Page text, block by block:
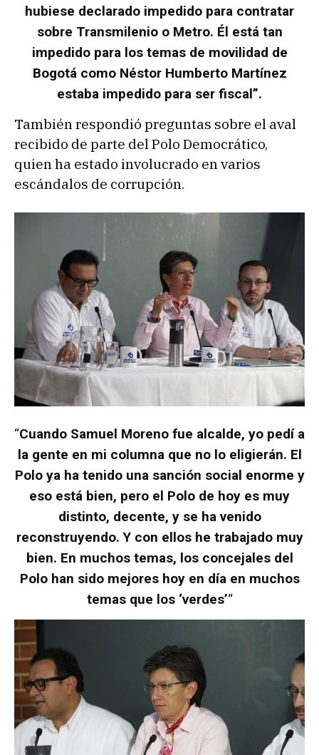
hubiese declarado impedido para contratar
sobre Transmilenio o Metro. Él está tan
impedido para los temas de movilidad de
Bogotá como Néstor Humberto Martínez
estaba impedido para ser fiscal”.
También respondió preguntas sobre el aval
recibido de parte del Polo Democrático,
quien ha estado involucrado en varios
escándalos de corrupción.
“Cuando Samuel Moreno fue alcalde, yo pedí a
la gente en mi columna que no lo eligierán. El
Polo ya ha tenido una sanción social enorme y
eso está bien, pero el Polo de hoy es muy
distinto, decente, y se ha venido
reconstruyendo. Y con ellos he trabajado muy
bien. En muchos temas, los concejales del
Polo han sido mejores hoy en día en muchos
temas que los ‘verdes’“